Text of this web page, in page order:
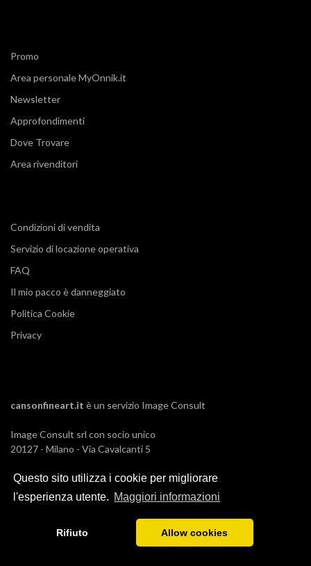
Questo sito utilizza i cookie per migliorare
l'esperienza utente. Maggiori informazioni
Rifiuto Allow cookies
Promo
Area personale MyOnnik.it
Newsletter
Approfondimenti
Dove Trovare
Area rivenditori
Condizioni di vendita
Servizio di locazione operativa
FAQ
Il mio pacco è danneggiato
Politica Cookie
Privacy
cansonfineart.it è un servizio Image Consult
Image Consult srl con socio unico
20127 - Milano - Via Cavalcanti 5
P.IVA e C.F. 03383650961
REA 1673647 CCIAA Milano Monza Brianza
Registro Pile IT13030P00003110